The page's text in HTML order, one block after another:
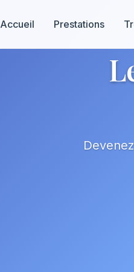
Accueil Prestations